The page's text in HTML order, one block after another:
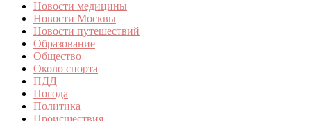
Новости медицины
Новости Москвы
Новости путешествий
Образование
Общество
Около спорта
ПДД
Погода
Политика
Происшествия